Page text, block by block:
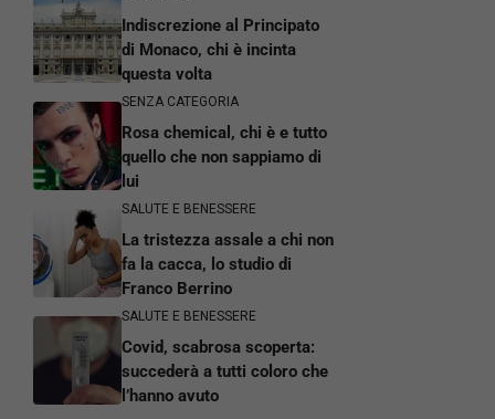
Indiscrezione al Principato
di Monaco, chi è incinta
questa volta
SENZA CATEGORIA
Rosa chemical, chi è e tutto
quello che non sappiamo di
lui
SALUTE E BENESSERE
La tristezza assale a chi non
fa la cacca, lo studio di
Franco Berrino
SALUTE E BENESSERE
Covid, scabrosa scoperta:
succederà a tutti coloro che
l’hanno avuto